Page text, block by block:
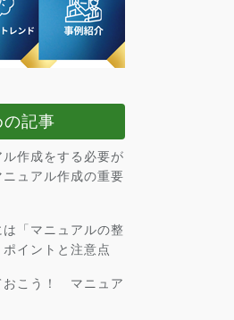
の記事
作成をする必要が
ュアル作成の重要
「マニュアルの整
イントと注意点
おこう！ マニュア